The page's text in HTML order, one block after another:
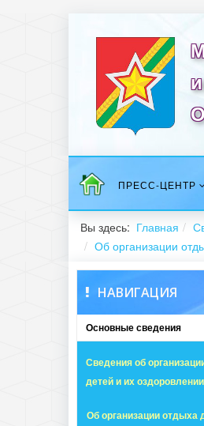
ПРЕСС-ЦЕНТР
Вы здесь: Главная
Об организации
НАВИГАЦИЯ
Основные сведения
Сведения об
детей и их оздоровлении
Об организации отдыха